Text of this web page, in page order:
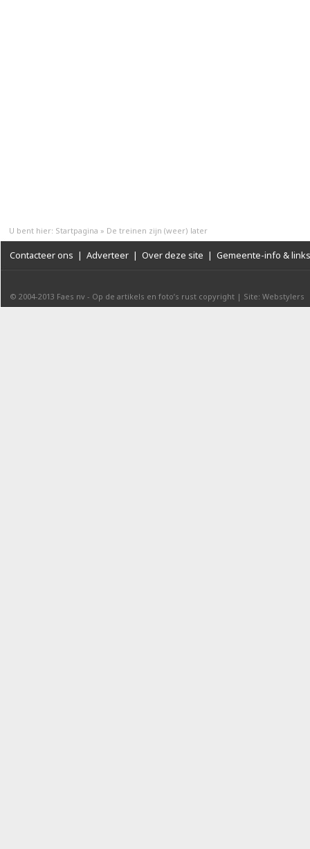
U bent hier: Startpagina » De treinen zijn (weer) later
Contacteer ons | Adverteer | Over deze site | Gemeente-info & links
© 2004-2013 Faes nv - Op de artikels en foto’s rust copyright | Site: Webstylers